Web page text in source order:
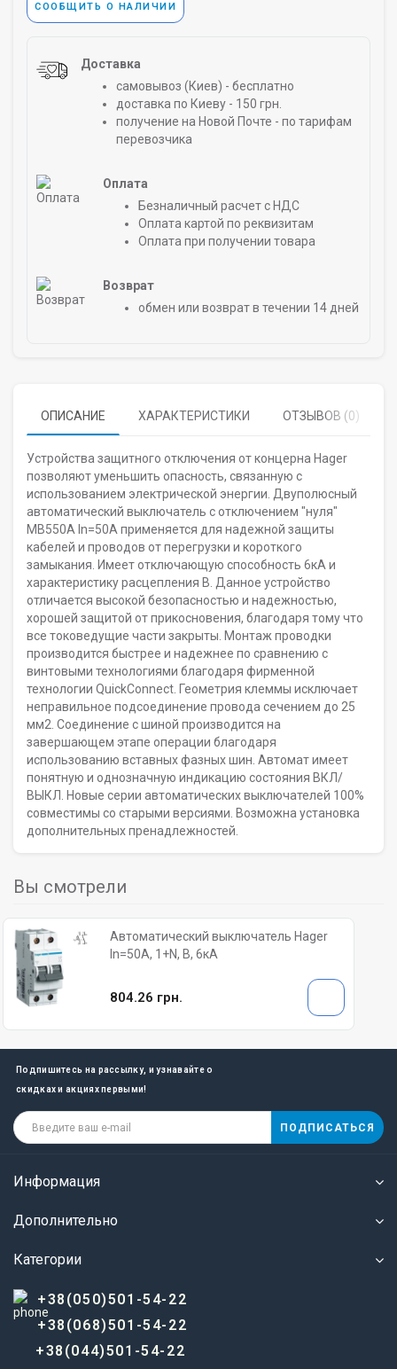
СООБЩИТЬ О НАЛИЧИИ
Доставка
самовывоз (Киев) - бесплатно
доставка по Киеву - 150 грн.
получение на Новой Почте - по тарифам
перевозчика
Оплата
Безналичный расчет с НДС
Оплата картой по реквизитам
Оплата при получении товара
Возврат
обмен или возврат в течении 14 дней
ОПИСАНИЕ ХАРАКТЕРИСТИКИ ОТЗЫВОВ (0)
Устройства защитного отключения от концерна Hager
позволяют уменьшить опасность, связанную с
использованием электрической энергии. Двуполюсный
автоматический выключатель с отключением "нуля"
MB550A In=50A применяется для надежной защиты
кабелей и проводов от перегрузки и короткого
замыкания. Имеет отключающую способность 6кА и
характеристику расцепления B. Данное устройство
отличается высокой безопасностью и надежностью,
хорошей защитой от прикосновения, благодаря тому что
все токоведущие части закрыты. Монтаж проводки
производится быстрее и надежнее по сравнению с
винтовыми технологиями благодаря фирменной
технологии QuickConnect. Геометрия клеммы исключает
неправильное подсоединение провода сечением до 25
мм2. Соединение с шиной производится на
завершающем этапе операции благодаря
использованию вставных фазных шин. Автомат имеет
понятную и однозначную индикацию состояния ВКЛ/
ВЫКЛ. Новые серии автоматических выключателей 100%
совместимы со старыми версиями. Возможна установка
дополнительных пренадлежностей.
Вы смотрели
Автоматический выключатель Hager
In=50A, 1+N, B, 6кА
804.26 грн.
Подпишитесь на рассылку, и узнавайте о
скидках и акциях первыми!
ПОДПИСАТЬСЯ
Информация
Дополнительно
Категории
+38(050)501-54-22
+38(068)501-54-22
+38(044)501-54-22